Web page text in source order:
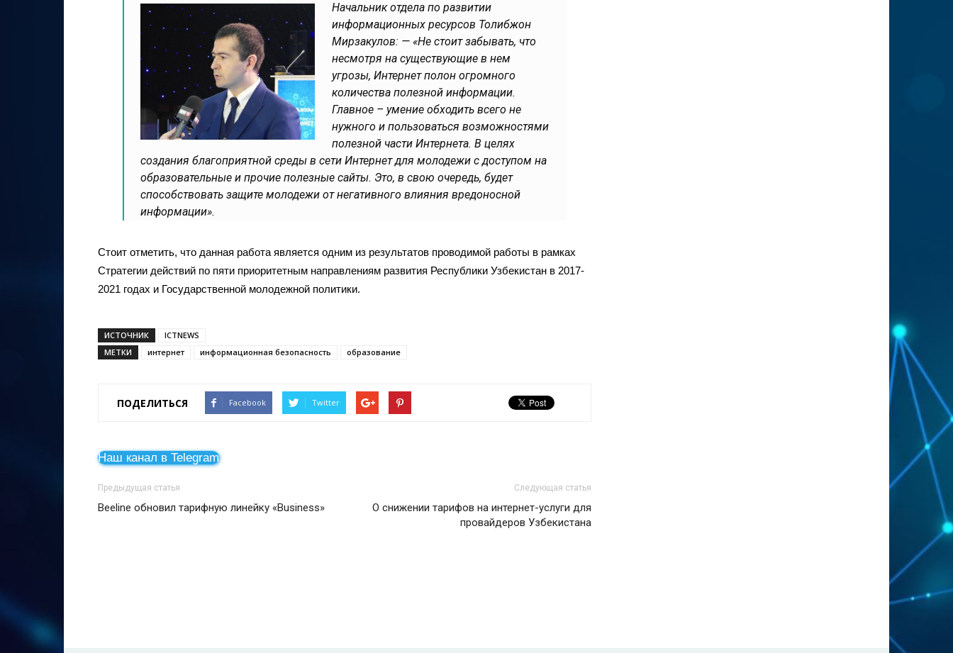
Начальник отдела по развитии
информационных ресурсов Толибжон
Мирзакулов: — «Не стоит забывать, что
несмотря на существующие в нем
угрозы, Интернет полон огромного
количества полезной информации.
Главное – умение обходить всего не
нужного и пользоваться возможностями
полезной части Интернета. В целях
создания благоприятной среды в сети Интернет для молодежи с доступом на
образовательные и прочие полезные сайты. Это, в свою очередь, будет
способствовать защите молодежи от негативного влияния вредоносной
информации».
Стоит отметить, что данная работа является одним из результатов проводимой работы в рамках
Стратегии действий по пяти приоритетным направлениям развития Республики Узбекистан в 2017-
2021 годах и Государственной молодежной политики.
ИСТОЧНИК
ICTNEWS
МЕТКИ
интернет информационная безопасность образование
ПОДЕЛИТЬСЯ Facebook Twitter
Наш канал в Telegram
Предыдущая статья
Beeline обновил тарифную линейку «Business»
Следующая статья
О снижении тарифов на интернет-услуги для
провайдеров Узбекистана